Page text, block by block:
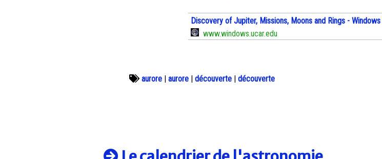
Discovery of Jupiter, Missions, Moons and Rings -
www.windows.ucar.edu
aurore aurore découverte découverte